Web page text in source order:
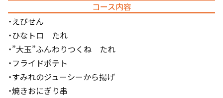
コース内容
・えびせん
・ひなトロ たれ
・”大玉”ふんわりつくね たれ
・フライドポテト
・すみれのジューシーから揚げ
・焼きおにぎり串